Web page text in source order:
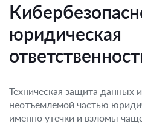
юридическая
Техническая защита данных
неотъемлемой частью
именно утечки и взломы